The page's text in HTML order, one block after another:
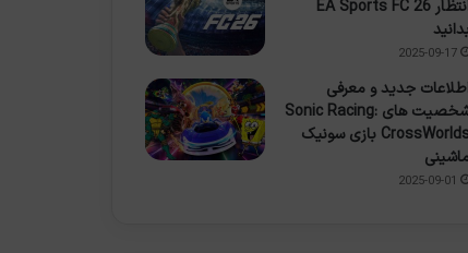
انتظار EA Sports FC 26
2025-09-17
جدید و معرفی
شخصیت های Sonic Racing:
CrossWorlds بازی سونیک
2025-09-01